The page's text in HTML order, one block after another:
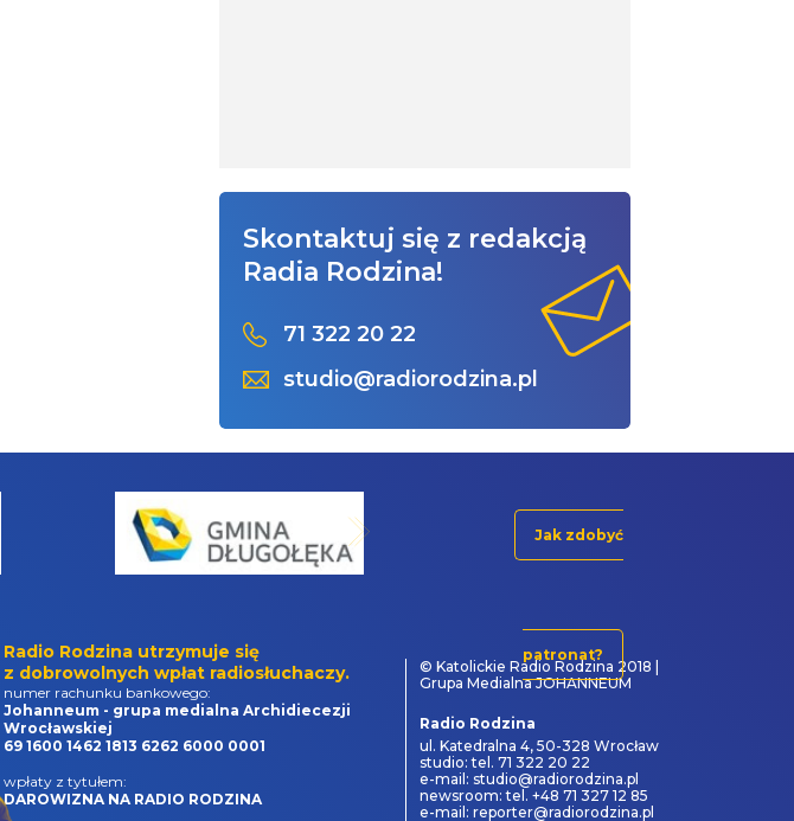
Skontaktuj się z redakcją
Radia Rodzina!
71 322 20 22
studio@radiorodzina.pl
Jak zdobyć
patronat?
Radio Rodzina utrzymuje się
z dobrowolnych wpłat radiosłuchaczy.
numer rachunku bankowego:
Johanneum - grupa medialna Archidiecezji
Wrocławskiej
69 1600 1462 1813 6262 6000 0001
wpłaty z tytułem:
DAROWIZNA NA RADIO RODZINA
© Katolickie Radio Rodzina 2018 |
Grupa Medialna JOHANNEUM
Radio Rodzina
ul. Katedralna 4, 50-328 Wrocław
studio: tel. 71 322 20 22
e-mail: studio@radiorodzina.pl
newsroom: tel. +48 71 327 12 85
e-mail: reporter@radiorodzina.pl